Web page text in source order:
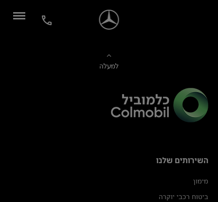
למעלה
השירותים שלנו
מימון
ביטוח רכבי יוקרה